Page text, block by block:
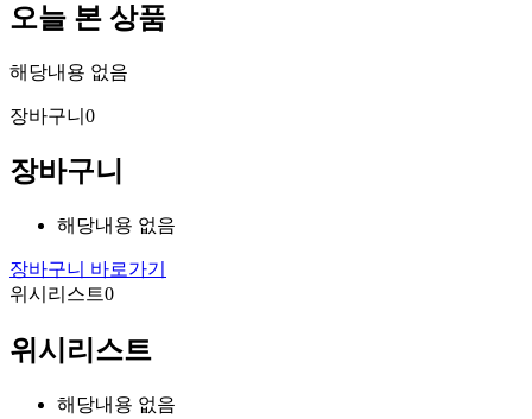
오늘 본 상품
해당내용 없음
장바구니 0
장바구니
해당내용 없음
장바구니 바로가기
위시리스트0
위시리스트
해당내용 없음